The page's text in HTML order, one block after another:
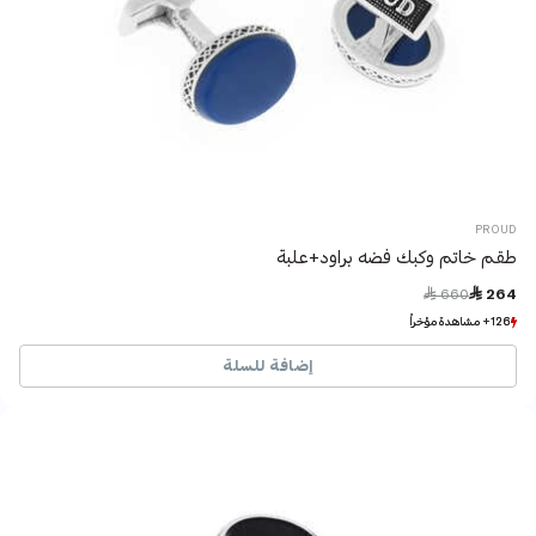
PROUD
طقم خاتم وكبك فضه براود+علبة
 264
Price reduced from
 660
126+ مشاهدة مؤخراً
4+ بيع مؤخراً
126+ مشاهدة مؤخراً
4+ بيع مؤخراً
إضافة للسلة